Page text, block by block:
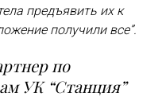
предъявить их к
получили все”.
по
УК “Станция”